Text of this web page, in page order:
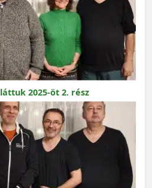
2025-öt 2. rész